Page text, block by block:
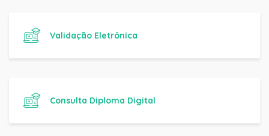
Validação Eletrônica
Consulta Diploma Digital